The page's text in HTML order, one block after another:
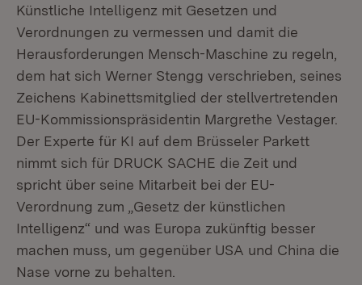
Künstliche Intelligenz mit Gesetzen und
Verordnungen zu vermessen und damit die
Herausforderungen Mensch-Maschine zu regeln,
dem hat sich Werner Stengg verschrieben, seines
Zeichens Kabinettsmitglied der stellvertretenden
EU-Kommissionspräsidentin Margrethe Vestager.
Der Experte für KI auf dem Brüsseler Parkett
nimmt sich für DRUCK SACHE die Zeit und
spricht über seine Mitarbeit bei der EU-
Verordnung zum „Gesetz der künstlichen
Intelligenz“ und was Europa zukünftig besser
machen muss, um gegenüber USA und China die
Nase vorne zu behalten.